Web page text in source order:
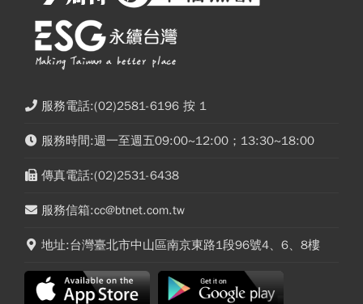
服務電話:(02)2581-6196 按 1
服務時間:週一至週五09:00~12:00；13:30~18:00
傳真電話:(02)2531-6438
服務信箱:cc@btnet.com.tw
地址:台灣臺北市中山區南京東路1段96號4、6、8樓